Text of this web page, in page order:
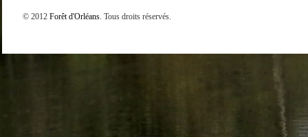
© 2012 Forêt d'Orléans. Tous droits réservés.